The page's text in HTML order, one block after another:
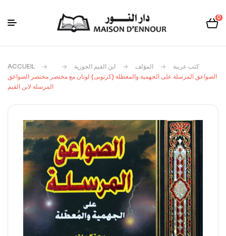
0
ACCUEIL كتب عربية المؤلف
ابن القيم الجوزية
الصواعق المرسلة على الجهمية والمعطلة (كرتونى) لونان مع مختصر مختصر الصواعق
المرسلة لابن القيم